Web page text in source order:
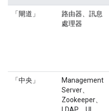
「閘道」
路由器、訊息
處理器
「中央」
Management
Server、
Zookeeper、
LDAP、UI、